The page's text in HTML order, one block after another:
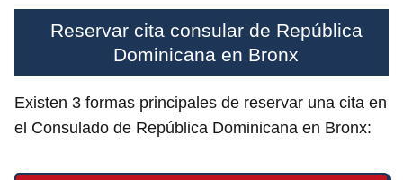
Reservar cita consular de República
Dominicana en Bronx
Existen 3 formas principales de reservar una cita en
el Consulado de República Dominicana en Bronx: